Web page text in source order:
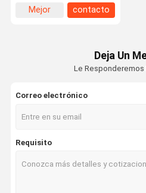
Mejor
contacto
Deja Un
Le Responderemos
Correo electrónico
Requisito